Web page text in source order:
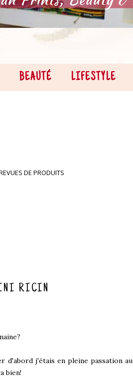
BEAUTÉ LIFESTYLE
DE PRODUITS
RICIN
d'abord j'étais en pleine passation au
bien!